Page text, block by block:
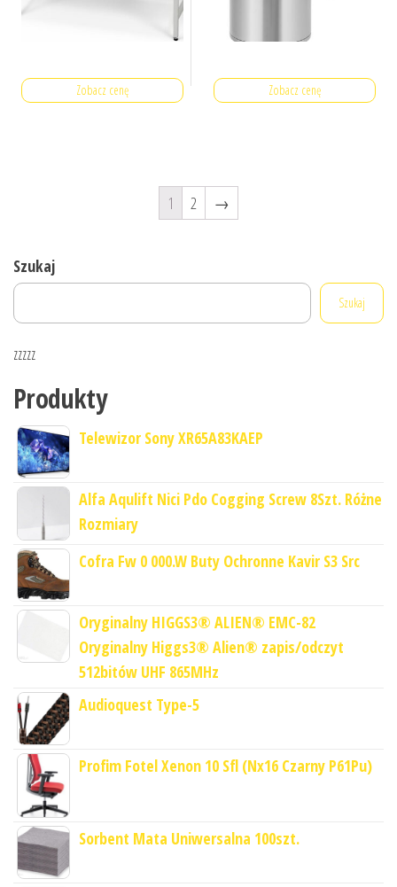
Zobacz cenę Zobacz cenę
1 2 →
Szukaj
Szukaj
zzzzz
Produkty
Telewizor Sony XR65A83KAEP
Alfa Aqulift Nici Pdo Cogging Screw 8Szt. Różne
Rozmiary
Cofra Fw 0 000.W Buty Ochronne Kavir S3 Src
Oryginalny HIGGS3® ALIEN® EMC-82
Oryginalny Higgs3® Alien® zapis/odczyt
512bitów UHF 865MHz
Audioquest Type-5
Profim Fotel Xenon 10 Sfl (Nx16 Czarny P61Pu)
Sorbent Mata Uniwersalna 100szt.